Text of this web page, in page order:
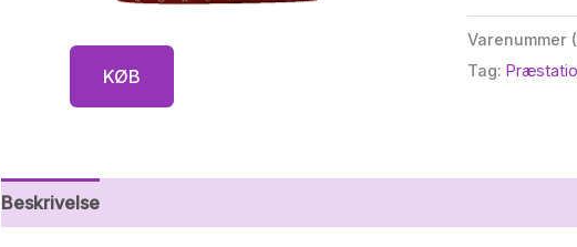
Varenummer
Tag:
KØB
Beskrivelse